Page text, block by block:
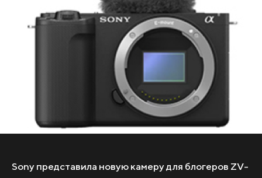
Sony представила новую камеру для блогеров ZV-